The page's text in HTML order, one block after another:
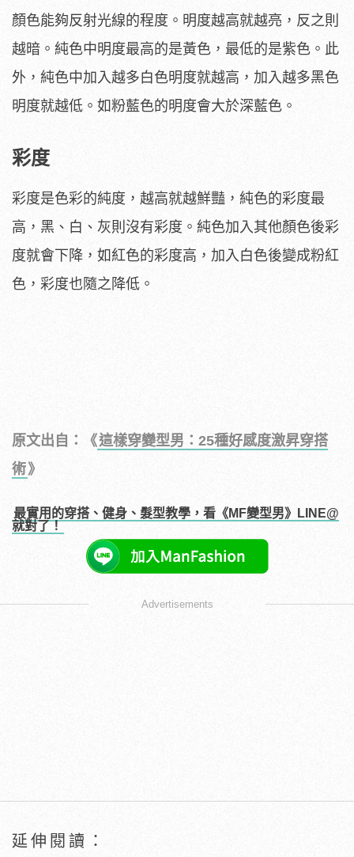
顏色能夠反射光線的程度。明度越高就越亮，反之則
越暗。純色中明度最高的是黃色，最低的是紫色。此
外，純色中加入越多白色明度就越高，加入越多黑色
明度就越低。如粉藍色的明度會大於深藍色。
彩度
彩度是色彩的純度，越高就越鮮豔，純色的彩度最
高，黑、白、灰則沒有彩度。純色加入其他顏色後彩
度就會下降，如紅色的彩度高，加入白色後變成粉紅
色，彩度也隨之降低。
原文出自：《這樣穿變型男：25種好感度激昇穿搭
術》
最實用的穿搭、健身、髮型教學，看《MF變型男》LINE@
就對了！
Advertisements
延伸閱讀：